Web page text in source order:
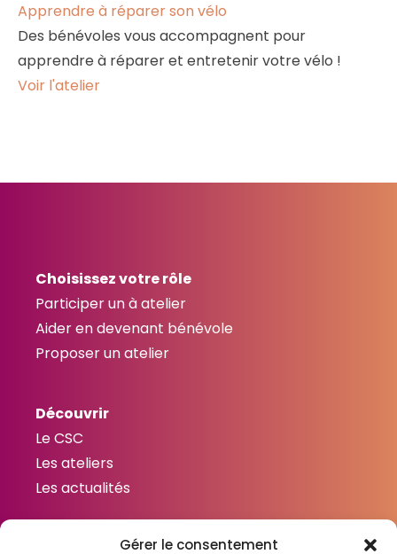
Gérer le consentement
Apprendre à réparer son vélo
Des bénévoles vous accompagnent pour
apprendre à réparer et entretenir votre vélo !
Voir l'atelier
Choisissez votre rôle
Participer un à atelier
Aider en devenant bénévole
Proposer un atelier
Découvrir
Le CSC
Les ateliers
Les actualités
Contactez-nous